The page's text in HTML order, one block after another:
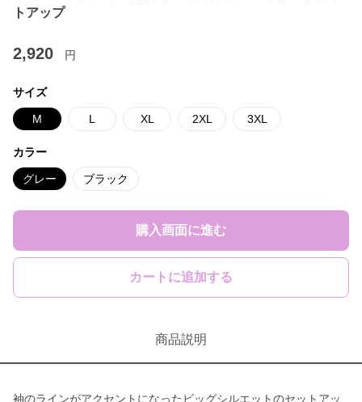
トアップ
2,920 円
サイズ
M L XL 2XL 3XL
カラー
グレー ブラック
購入画面に進む
カートに追加する
商品説明
袖のラインがアクセントになったビッグシルエットのセットアッ